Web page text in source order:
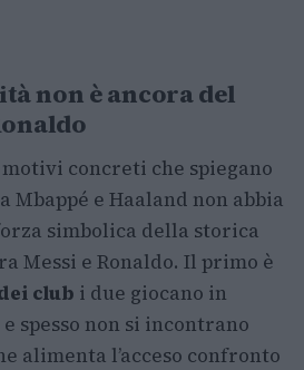
non è ancora del
concreti che spiegano
Mbappé e Haaland non abbia
simbolica della storica
Messi e Ronaldo. Il primo è
club i due giocano in
spesso non si incontrano
alimenta l’acceso confronto